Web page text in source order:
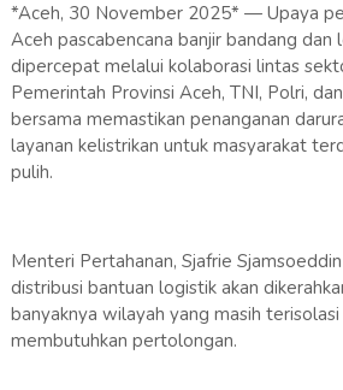
*Aceh, 30 November 2025* — Upaya
Aceh pascabencana banjir bandang dan
dipercepat melalui kolaborasi lintas
Pemerintah Provinsi Aceh, TNI, Polri,
bersama memastikan penanganan
layanan kelistrikan untuk masyarakat
pulih.
Menteri Pertahanan, Sjafrie
distribusi bantuan logistik akan
banyaknya wilayah yang masih
membutuhkan pertolongan.